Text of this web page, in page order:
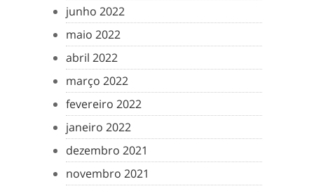
junho 2022
maio 2022
abril 2022
março 2022
fevereiro 2022
janeiro 2022
dezembro 2021
novembro 2021